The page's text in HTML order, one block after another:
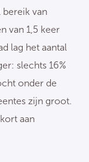
van
van 1,5 keer
lag het aantal
slechts 16%
onder de
zijn groot.
aan